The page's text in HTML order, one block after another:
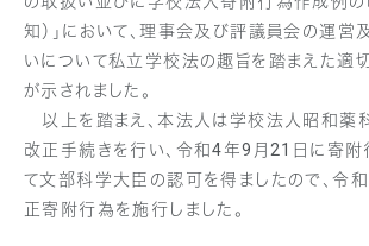
知）」において、理事会及び評議員会の運営
いについて私立学校法の趣旨を踏まえた適
が示されました。
以上を踏まえ、本法人は学校法人昭和薬
改正手続きを行い、令和4年9月21日に寄附
て文部科学大臣の認可を得ましたので、令
正寄附行為を施行しました。